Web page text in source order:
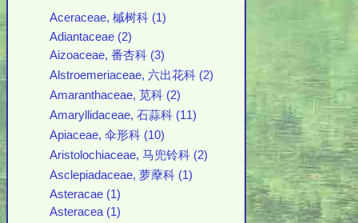
Aceraceae, 槭树科 (1)
Adiantaceae (2)
Aizoaceae, 番杏科 (3)
Alstroemeriaceae, 六出花科 (2)
Amaranthaceae, 苋科 (2)
Amaryllidaceae, 石蒜科 (11)
Apiaceae, 伞形科 (10)
Aristolochiaceae, 马兜铃科 (2)
Asclepiadaceae, 萝藦科 (1)
Asteracae (1)
Asteracea (1)